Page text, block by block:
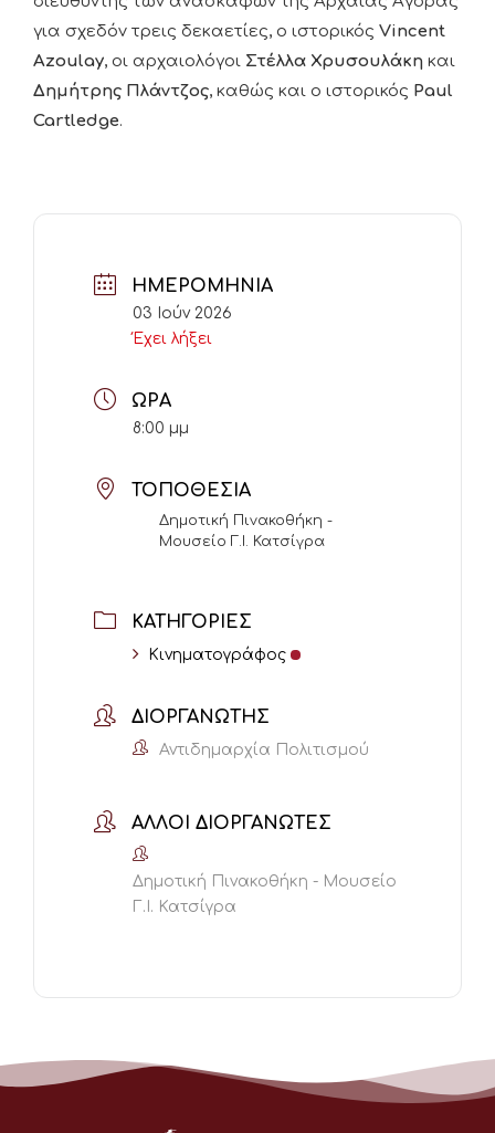
για σχεδόν τρεις δεκαετίες, ο ιστορικός Vincent
Azoulay, οι αρχαιολόγοι Στέλλα Χρυσουλάκη και
Δημήτρης Πλάντζος, καθώς και ο ιστορικός Paul
Cartledge.
ΗΜΕΡΟΜΗΝΊΑ
03 Ιούν 2026
Έχει λήξει
ΏΡΑ
8:00 μμ
ΤΟΠΟΘΕΣΊΑ
Δημοτική Πινακοθήκη -
Μουσείο Γ.Ι. Κατσίγρα
ΚΑΤΗΓΟΡΊΕΣ
Κινηματογράφος
ΔΙΟΡΓΑΝΩΤΉΣ
Αντιδημαρχία Πολιτισμού
ΆΛΛΟΙ ΔΙΟΡΓΑΝΩΤΈΣ
Δημοτική Πινακοθήκη - Μουσείο
Γ.Ι. Κατσίγρα